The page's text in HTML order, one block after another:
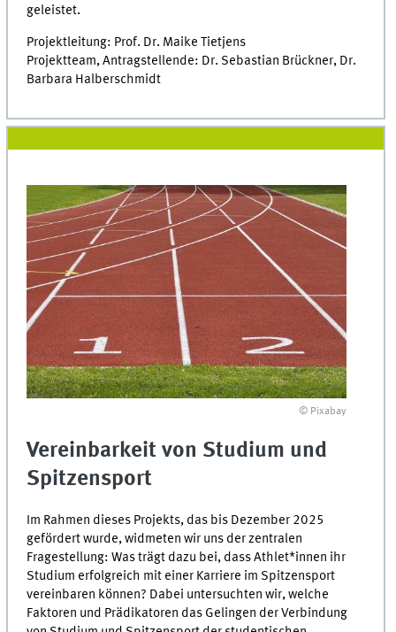
geleistet.
Projektleitung: Prof. Dr. Maike Tietjens
Projektteam, Antragstellende: Dr. Sebastian Brückner, Dr.
Barbara Halberschmidt
© Pixabay
Vereinbarkeit von Studium und
Spitzensport
Im Rahmen dieses Projekts, das bis Dezember 2025
gefördert wurde, widmeten wir uns der zentralen
Fragestellung: Was trägt dazu bei, dass Athlet*innen ihr
Studium erfolgreich mit einer Karriere im Spitzensport
vereinbaren können? Dabei untersuchten wir, welche
Faktoren und Prädikatoren das Gelingen der Verbindung